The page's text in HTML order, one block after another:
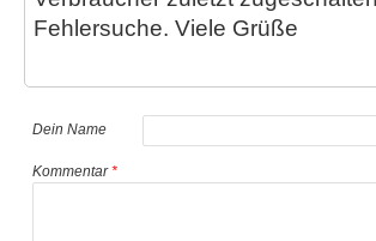
Fehlersuche. Viele Grüße
Dein Name
Kommentar*